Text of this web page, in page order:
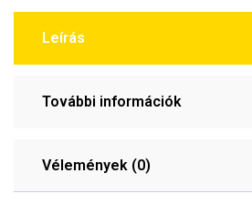
Leírás
További információk
Vélemények (0)